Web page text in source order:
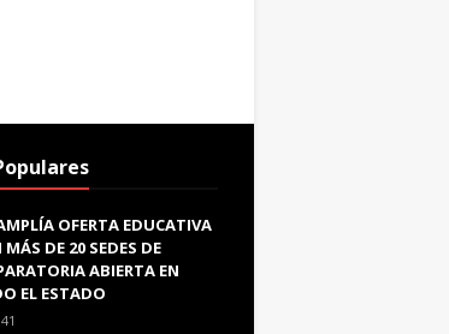
OFERTA EDUCATIVA
MÁS DE 20 SEDES DE
ABIERTA EN
EL ESTADO